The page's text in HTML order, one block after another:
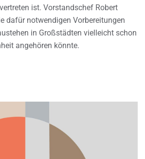
ist. Vorstandschef Robert
dafür notwendigen Vorbereitungen
in Großstädten vielleicht schon
angehören könnte.